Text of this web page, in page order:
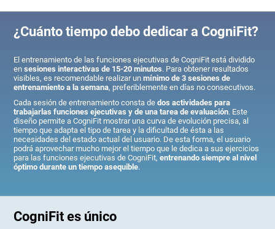
¿Cuánto tiempo debo dedicar a CogniFit?
El entrenamiento de las funciones ejecutivas de CogniFit está dividido
ensesiones interactivas de 15-20 minutos. Para obtener resultados
visibles, es recomendable realizar unmínimo de 3 sesiones de
entrenamiento a la semana, preferiblemente en días no consecutivos.
Cada sesión de entrenamiento consta dedos actividades para
trabajarlas funciones ejecutivas y de una tarea de evaluación. Este
diseño permite a CogniFit mostrar una curva de evolución precisa, al
tiempo que adapta el tipo de tarea y la dificultad de ésta a las
necesidades del estado actual del usuario. De esta forma, el usuario
podrá aprovechar mucho mejor el tiempo que le dedica a sus ejercicios
para las funciones ejecutivas de CogniFit,entrenando siempre al nivel
óptimo durante un tiempo asequible.
CogniFit es único